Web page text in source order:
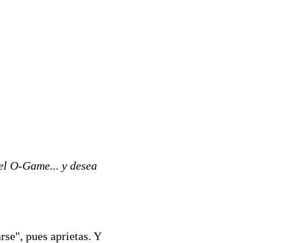
O-Game... y desea
pues aprietas. Y